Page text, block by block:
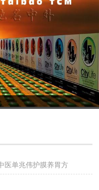
医单兆伟护膜养胃方